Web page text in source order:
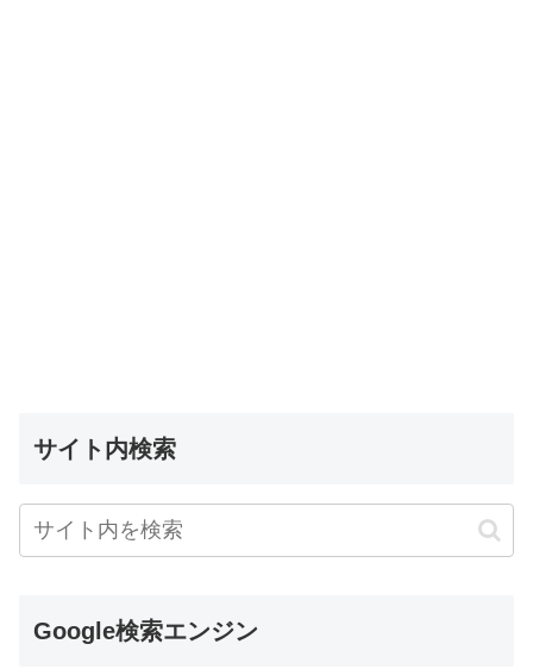
サイト内検索
Google検索エンジン